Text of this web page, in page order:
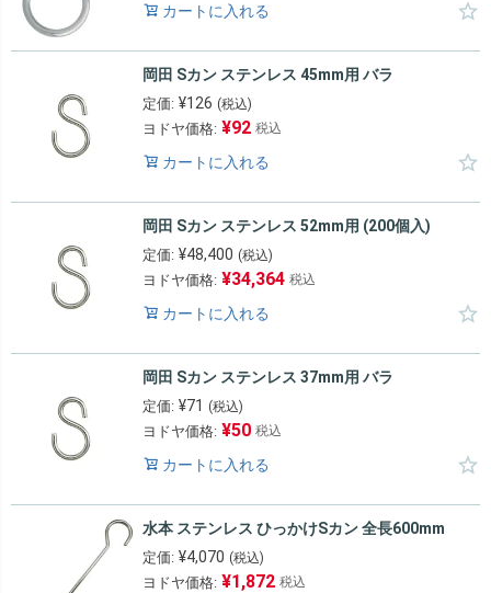
カートに入れる
岡田 Sカン ステンレス 45mm用 バラ
定価: ¥126 (税込)
ヨドヤ価格: ¥92 税込
カートに入れる
岡田 Sカン ステンレス 52mm用 (200個入)
定価: ¥48,400 (税込)
ヨドヤ価格: ¥34,364 税込
カートに入れる
岡田 Sカン ステンレス 37mm用 バラ
定価: ¥71 (税込)
ヨドヤ価格: ¥50 税込
カートに入れる
水本 ステンレス ひっかけSカン 全長600mm
定価: ¥4,070 (税込)
ヨドヤ価格: ¥1,872 税込